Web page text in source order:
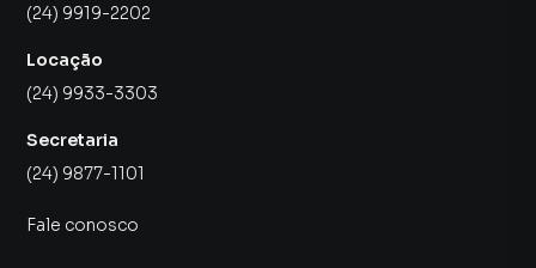
(24) 9919-2202
Locação
(24) 9933-3303
Secretaria
(24) 9877-1101
Fale conosco